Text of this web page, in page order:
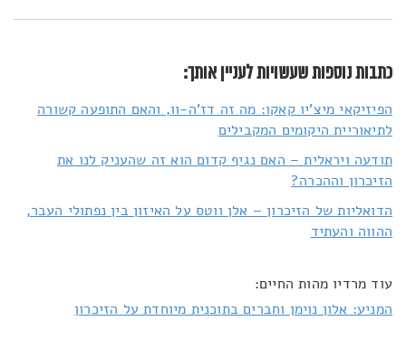
כתבות נוספות שעשויות לעניין אותך:
הפיזיקאי מיצ'יו קאקו: מה זה דז'ה-וו, והאם התופעה קשורה
לתיאוריית היקומים המקבילים
תודעה ויראלית – האם נגיף קדום הוא זה שהעניק לנו את
הזיכרון וההכרה?
הדואליות של הזיכרון – אלן ווטס על האיזון בין נפתולי העבר,
ההווה והעתיד
עוד מרדיו מהות החיים:
המניע: אלון נוימן וחברים בתוכנית מיוחדת על הזיכרון